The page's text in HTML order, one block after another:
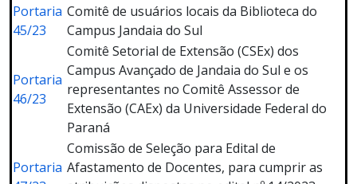
Portaria
45/23
Comitê de usuários locais da Biblioteca do
Campus Jandaia do Sul
Portaria
46/23
Comitê Setorial de Extensão (CSEx) dos
Campus Avançado de Jandaia do Sul e os
representantes no Comitê Assessor de
Extensão (CAEx) da Universidade Federal do
Paraná
Portaria
Comissão de Seleção para Edital de
Afastamento de Docentes, para cumprir as